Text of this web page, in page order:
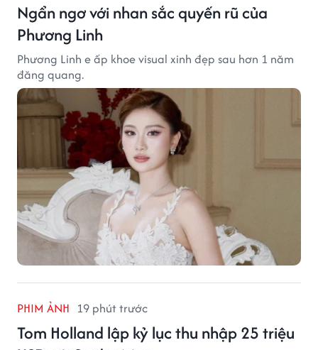
Ngẩn ngơ với nhan sắc quyến rũ của
Phương Linh
Phương Linh e ấp khoe visual xinh đẹp sau hơn 1 năm
đăng quang.
PHIM ẢNH 19 phút trước
Tom Holland lập kỷ lục thu nhập 25 triệu